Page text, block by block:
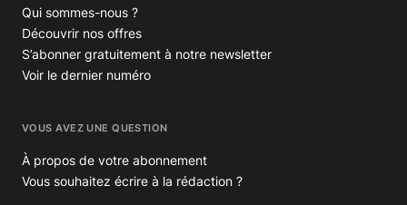
Qui sommes-nous ?
Découvrir nos offres
S’abonner gratuitement à notre newsletter
Voir le dernier numéro
VOUS AVEZ UNE QUESTION
À propos de votre abonnement
Vous souhaitez écrire à la rédaction ?